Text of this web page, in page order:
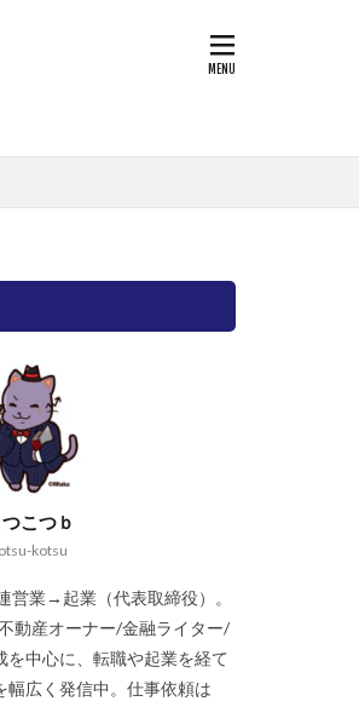
こつｂ
kotsu
営業→起業（代表取締役）。
動産オーナー/金融ライター/
中心に、転職や起業を経て
幅広く発信中。仕事依頼は